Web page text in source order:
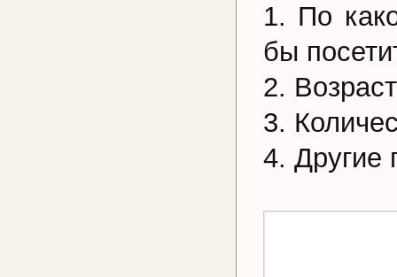
1. По
бы
2.
3.
4. Другие